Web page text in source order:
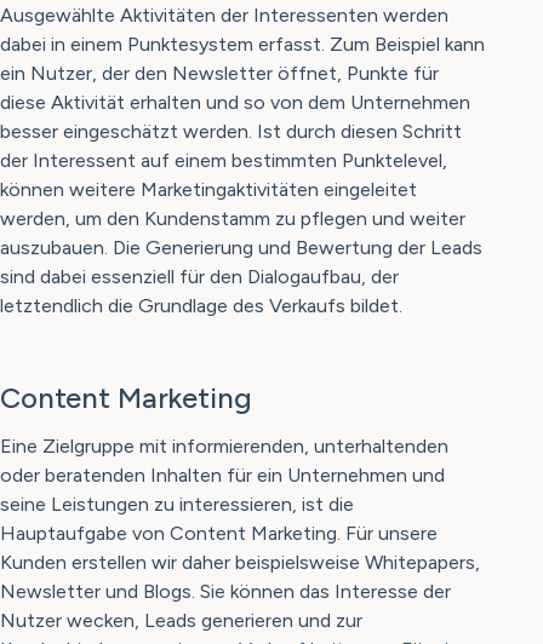
Ausgewählte Aktivitäten der Interessenten werden
dabei in einem Punktesystem erfasst. Zum Beispiel kann
ein Nutzer, der den Newsletter öffnet, Punkte für
diese Aktivität erhalten und so von dem Unternehmen
besser eingeschätzt werden. Ist durch diesen Schritt
der Interessent auf einem bestimmten Punktelevel,
können weitere Marketingaktivitäten eingeleitet
werden, um den Kundenstamm zu pflegen und weiter
auszubauen. Die Generierung und Bewertung der Leads
sind dabei essenziell für den Dialogaufbau, der
letztendlich die Grundlage des Verkaufs bildet.
Content Marketing
Eine Zielgruppe mit informierenden, unterhaltenden
oder beratenden Inhalten für ein Unternehmen und
seine Leistungen zu interessieren, ist die
Hauptaufgabe von Content Marketing. Für unsere
Kunden erstellen wir daher beispielsweise Whitepapers,
Newsletter und Blogs. Sie können das Interesse der
Nutzer wecken, Leads generieren und zur